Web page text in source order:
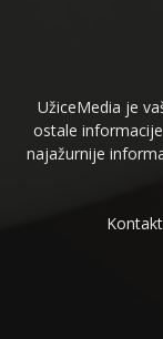
UžiceMedia je
ostale
najažurnije